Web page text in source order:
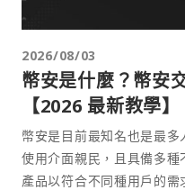
2026/08/03
幣安是什麼？幣安
【2026 最新教學】
幣安是目前最知名也是最
使用介面親民，且具備多
產品以符合不同種用戶的需